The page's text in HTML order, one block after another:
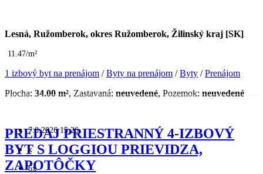
Lesná, Ružomberok, okres Ružomberok, Žilinský kraj [SK]
11.47/m²
1 izbový byt na prenájom /Byty na prenájom /Byty /Prenájom
Plocha: 34.00 m², Zastavaná: neuvedené, Pozemok: neuvedené
7.8.2026 15:26
x
6x
PREDAJ PRIESTRANNÝ 4-IZBOVÝ
BYT S LOGGIOU PRIEVIDZA,
ZAPOTÔČKY